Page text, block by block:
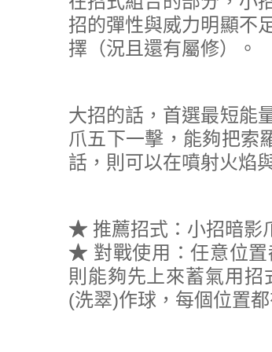
招的彈性與威力明顯不
擇（況且還有屬修）。
大招的話，首選最短能
爪五下一擊，能夠把索
話，則可以在噴射火焰
★ 推薦招式：小招暗影
★ 對戰使用：任意位
則能夠先上來蓄氣用
(洗翠)作球，每個位置